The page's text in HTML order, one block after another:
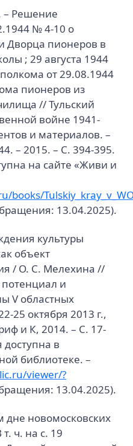
– Решение
№ 4-10 о
пионеров в
; 29 августа 1944
от 29.08.1944
пионеров из
// Тульский
войне 1941-
и материалов. –
– 2015. – С. 394-395.
на сайте «Живи и
books/
13.04.2025).
культуры
объект
/ О. С. Мелехина //
потенциал и
V областных
25 октября 2013 г.,
и К, 2014. – С. 17-
в
библиотеке. –
viewer/?
13.04.2025).
дне новомосковских
ч. на с. 19